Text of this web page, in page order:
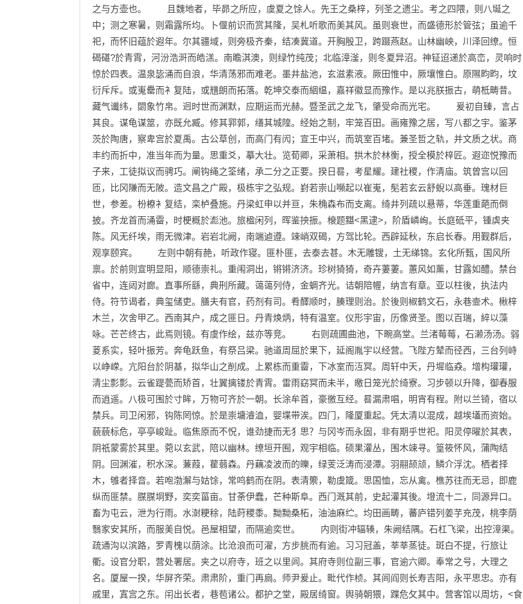
之与方壶也。 且魏地者，毕昴之所应，虞夏之馀人。先王之桑梓，列圣之遗尘。考之四隈，则八埏之
中；测之寒暑，则霜露所均。卜偃前识而赏其隆，吴札听歌而美其风。虽则衰世，而盛德形於管弦；虽逾千
祀，而怀旧蕴於遐年。尔其疆域，则旁极齐秦，结凑冀道。开胸殷卫，跨蹑燕赵。山林幽岟，川泽回缭。恒
碣碪?於青霄，河汾浩涆而皓溔。南瞻淇澳，则绿竹纯茂；北临漳滏，则冬夏异沼。神钲迢递於高峦，灵响时
惊於四表。温泉毖涌而自浪，华清荡邪而难老。墨井盐池，玄滋素液。厥田惟中，厥壤惟白。原隰畇畇，坟
衍斥斥。或嵬罍而衤复陆，或黋朗而拓落。乾坤交泰而絪缊，嘉祥徽显而豫作。是以兆朕振古，萌柢畴昔。
藏气谶纬，閟象竹帛。迥时世而渊默，应期运而光赫。暨圣武之龙飞，肇受命而光宅。 爰初自臻，言占
其良。谋龟谋筮，亦既允臧。修其郛郭，缮其城隍。经始之制，牢笼百田。画雍豫之居，写八都之宇。鉴茅
茨於陶唐，察卑宫於夏禹。古公草创，而高门有闶；宣王中兴，而筑室百堵。兼圣哲之轨，并文质之状。商
丰约而折中，准当年而为量。思重爻，摹大壮。览荀卿，采萧相。拱木於林衡，授全模於梓匠。遐迩悦豫而
子来，工徒拟议而骋巧。阐钩绳之筌绪，承二分之正要。揆日晷，考星耀。建社稷，作清庙。筑曾宫以回
匝，比冈隒而无陂。造文昌之广殿，极栋宇之弘规。崶若崇山嚬起以崔嵬，髧若玄云舒蜺以高垂。瑰材巨
世，参差。枌橑衤复结，栾栌叠施。丹梁虹申以并亘，朱桷森布而支离。绮井列疏以悬蒂，华莲重葩而倒
披。齐龙首而涌霤，时梗概於滮池。旅楹闲列，晖鉴抰振。榱题黮<黑逮>，阶盾嶙峋。长庭砥平，锺虡夹
陈。风无纤埃，雨无微津。岩岩北阙，南端逌遵。竦峭双碣，方驾比轮。西辟延秋，东启长春。用觐群后，
观享颐宾。 左则中朝有赩，听政作寝。匪朴匪，去泰去甚。木无雕锼，土无绨锦。玄化所甄，国风所
禀。於前则宣明显阳，顺德崇礼。重闱洞出，锵锵济济。珍树猗猗，奇卉萋萋。蕙风如薰，甘露如醴。禁台
省中，连闼对廊。直事所繇，典刑所藏。蔼蔼列侍，金蜩齐光。诘朝陪幄，纳言有章。亚以柱後，执法内
侍。符节谒者，典玺储吏。膳夫有官，药剂有司。肴醳顺时，腠理则治。於後则椒鹤文石，永巷壸术。楸梓
木兰，次舍甲乙。西南其户，成之匪日。丹青焕炳，特有温室。仪形宇宙，历像贤圣。图以百瑞，綷以藻
咏。芒芒终古，此焉则镜。有虞作绘，兹亦等竞。 右则疏圃曲池，下畹高堂。兰渚莓莓，石濑汤汤。弱
葼系实，轻叶振芳。奔龟跃鱼，有祭吕梁。驰道周屈於果下，延阁胤宇以经营。飞陛方辇而径西，三台列峙
以峥嵘。亢阳台於阴基，拟华山之削成。上累栋而重霤，下冰室而沍冥。周轩中天，丹墀临猋。增构瓘瓘，
清尘彯彯。云雀踶甍而矫首，壮翼摛镂於青霄。雷雨窈冥而未半，皦日笼光於绮寮。习步顿以升降，御春服
而逍遥。八极可围於寸眸，万物可齐於一朝。长涂牟首，豪徼互经。晷漏肃唱，明宵有程。附以兰锜，宿以
禁兵。司卫闲邪，钩陈罔惊。於是崇墉濬洫，婴堞带涘。四门，隆厦重起。凭太清以混成，越埃壒而资始。
藐藐标危，亭亭峻趾。临焦原而不怳，谁劲捷而无犭思？与冈岑而永固，非有期乎世祀。阳灵停曜於其表，
阴祇蒙雾於其里。菀以玄武，陪以幽林。缭垣开囿，观宇相临。硕果灌丛，围木竦寻。篁筱怀风，蒲陶结
阴。回渊漼，积水深。蒹葭，雚蒻森。丹藕凌波而的皪，绿芰泛涛而浸潭。羽翮颉颃，鳞介浮沈。栖者择
木，雊者择音。若咆渤澥与姑馀，常鸣鹤而在阴。表清籞，勒虞箴。思国恤，忘从禽。樵苏往而无忌，即鹿
纵而匪禁。腜腜坰野，奕奕菑亩。甘荼伊蠢，芒种斯阜。西门溉其前，史起灌其後。墱流十二，同源异口。
畜为屯云，泄为行雨。水澍粳稌，陆莳稷黍。黝黝桑柘，油油麻纻。均田画畴，蕃庐错列姜芋充茂，桃李荫
翳家安其所，而服美自悦。邑屋相望，而隔逾奕世。 内则街冲辐辏，朱阙结隅。石杠飞梁，出控漳渠。
疏通沟以滨路，罗青槐以荫涂。比沧浪而可濯，方步朓而有逾。习习冠盖，莘莘蒸徒。斑白不提，行旅让
衢。设官分职，营处署居。夹之以府寺，班之以里闾。其府寺则位副三事，官逾六卿。奉常之号，大理之
名。厦屋一揆，华屏齐荣。肃肃阶，重门再扃。师尹爰止。毗代作桢。其闾阎则长寿吉阳，永平思忠。亦有
戚里，寘宫之东。闬出长者，巷苞诸公。都护之堂，殿居绮窗。舆骑朝猥，蹀危攵其中。营客馆以周坊，<食